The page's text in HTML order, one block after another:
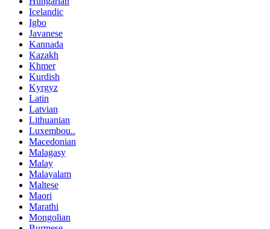
Icelandic
Igbo
Javanese
Kannada
Kazakh
Khmer
Kurdish
Kyrgyz
Latin
Latvian
Lithuanian
Luxembou..
Macedonian
Malagasy
Malay
Malayalam
Maltese
Maori
Marathi
Mongolian